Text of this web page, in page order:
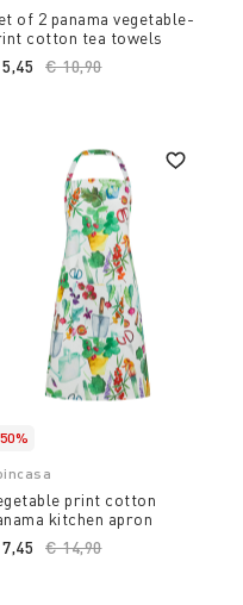
of 2 panama vegetable-
cotton tea towels
Price reduced from
€ 10,90to
print cotton
kitchen apron
Price reduced from
€ 14,90to